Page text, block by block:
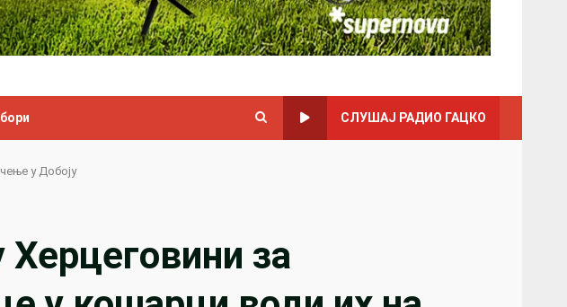
СЛУШАЈ РАДИО ГАЦКО
у Добоју
Херцеговини за